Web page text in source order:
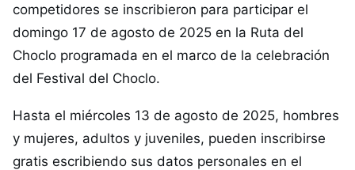
competidores se inscribieron para participar el
domingo 17 de agosto de 2025 en la Ruta del
Choclo programada en el marco de la celebración
del Festival del Choclo.
Hasta el miércoles 13 de agosto de 2025, hombres
y mujeres, adultos y juveniles, pueden inscribirse
gratis escribiendo sus datos personales en el